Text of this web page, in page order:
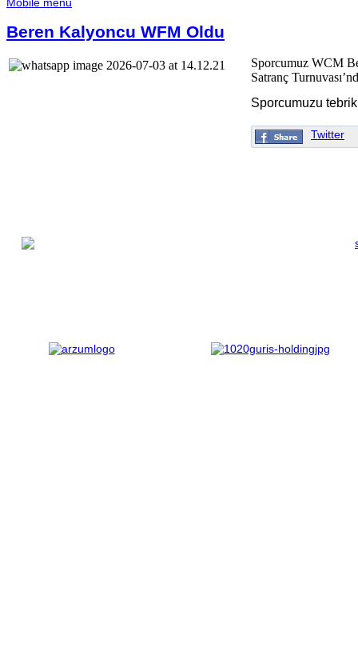
Beren Kalyoncu WFM Oldu
Sporcumuz WCM
Satranç
Sporcumuzu tebrik
Twitter